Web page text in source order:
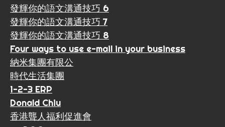
發輝你的語文溝通技巧 6
發輝你的語文溝通技巧 7
發輝你的語文溝通技巧 8
Four ways to use e-mail in your business
納米集團有限公
時代生活集團
1-2-3 ERP
Donald Chiu
香港聾人福利促進會